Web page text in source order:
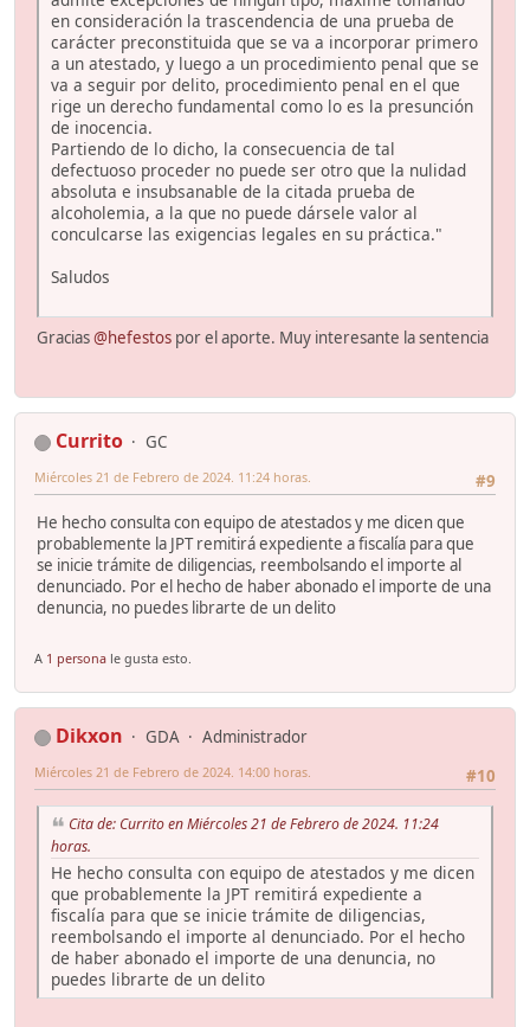
en consideración la trascendencia de una prueba de
carácter preconstituida que se va a incorporar primero
a un atestado, y luego a un procedimiento penal que se
va a seguir por delito, procedimiento penal en el que
rige un derecho fundamental como lo es la presunción
de inocencia.
Partiendo de lo dicho, la consecuencia de tal
defectuoso proceder no puede ser otro que la nulidad
absoluta e insubsanable de la citada prueba de
alcoholemia, a la que no puede dársele valor al
conculcarse las exigencias legales en su práctica."
Saludos
Gracias@hefestos por el aporte. Muy interesante la sentencia
Currito
GC
#9
Miércoles 21 de Febrero de 2024. 11:24 horas.
He hecho consulta con equipo de atestados y me dicen que
probablemente la JPT remitirá expediente a fiscalía para que
se inicie trámite de diligencias, reembolsando el importe al
denunciado. Por el hecho de haber abonado el importe de una
denuncia, no puedes librarte de un delito
A 1 persona le gusta esto.
Dikxon GDA
Administrador
#10
Miércoles 21 de Febrero de 2024. 14:00 horas.
Cita de: Currito en Miércoles 21 de Febrero de 2024. 11:24
horas.
He hecho consulta con equipo de atestados y me dicen
que probablemente la JPT remitirá expediente a
fiscalía para que se inicie trámite de diligencias,
reembolsando el importe al denunciado. Por el hecho
de haber abonado el importe de una denuncia, no
puedes librarte de un delito